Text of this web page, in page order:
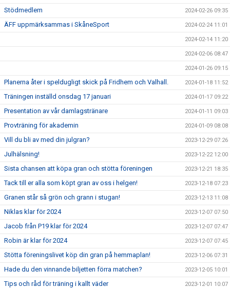
Stödmedlem 2024-02-26 09:35
ÄFF uppmärksammas i SkåneSport 2024-02-24 11:01
2024-02-14 11:20
2024-02-06 08:47
2024-01-26 09:15
Planerna åter i speldugligt skick på Fridhem och Valhall. 2024-01-18 11:52
Träningen inställd onsdag 17 januari 2024-01-17 09:22
Presentation av vår damlagstränare 2024-01-11 09:03
Provträning för akademin 2024-01-09 08:08
Vill du bli av med din julgran? 2023-12-29 07:26
Julhälsning! 2023-12-22 12:00
Sista chansen att köpa gran och stötta föreningen 2023-12-21 18:35
Tack till er alla som köpt gran av oss i helgen! 2023-12-18 07:23
Granen står så grön och grann i stugan! 2023-12-13 11:08
Niklas klar för 2024 2023-12-07 07:50
Jacob från P19 klar för 2024 2023-12-07 07:47
Robin är klar för 2024 2023-12-07 07:45
Stötta föreningslivet köp din gran på hemmaplan! 2023-12-06 07:31
Hade du den vinnande biljetten förra matchen? 2023-12-05 10:01
Tips och råd för träning i kallt väder 2023-12-01 10:07